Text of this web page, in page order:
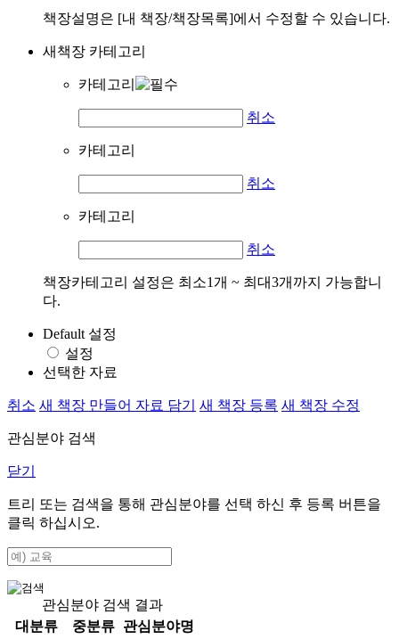
책장설명은 [내 책장/책장목록]에서 수정할 수 있습니다.
새책장 카테고리
카테고리
취소
카테고리
취소
카테고리
취소
책장카테고리 설정은 최소1개 ~ 최대3개까지 가능합니
다.
Default 설정
설정
선택한 자료
취소 새 책장 만들어 자료 담기 새 책장 등록 새 책장 수정
관심분야 검색
닫기
트리 또는 검색을 통해 관심분야를 선택 하신 후 등록 버튼을
클릭 하십시오.
관심분야 검색 결과
대분류
중분류
관심분야명